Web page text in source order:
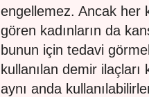
engellemez. Ancak her
gören kadınların da
bunun için tedavi
kullanılan demir ilaçları
aynı anda